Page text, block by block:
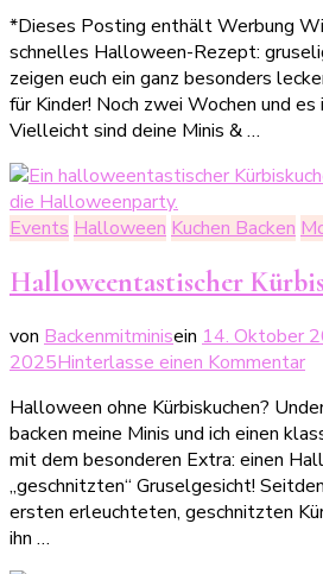
*Dieses Posting enthält Werbung
schnelles Halloween-Rezept:
zeigen euch ein ganz besonders
für Kinder! Noch zwei Wochen und
Vielleicht sind deine Minis & …
Events Halloween Kuchen Backen
Halloweentastischer
von Backenmitminisein 14. Oktober
2025Hinterlasse einen Kommentarzu
Halloween ohne Kürbiskuchen?
backen meine Minis und ich einen
mit dem besonderen Extra: einen
„geschnitzten“ Gruselgesicht!
ersten erleuchteten, geschnitzten
ihn …